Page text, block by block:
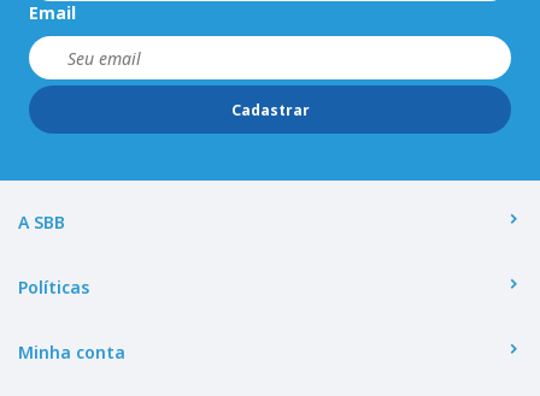
Email
Cadastrar
A SBB
Políticas
Minha conta